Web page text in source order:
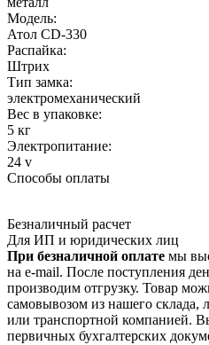
Модель:
Атол CD-330
Распайка:
Штрих
Тип замка:
электромеханический
Вес в упаковке:
5 кг
Электропитание:
24 v
Способы оплаты
Безналичный расчет
Для ИП и юридических лиц
При безналичной оплате мы
на e-mail. После поступления
производим отгрузку. Товар
самовывозом из нашего склада,
или транспортной компанией.
первичных бухгалтерских